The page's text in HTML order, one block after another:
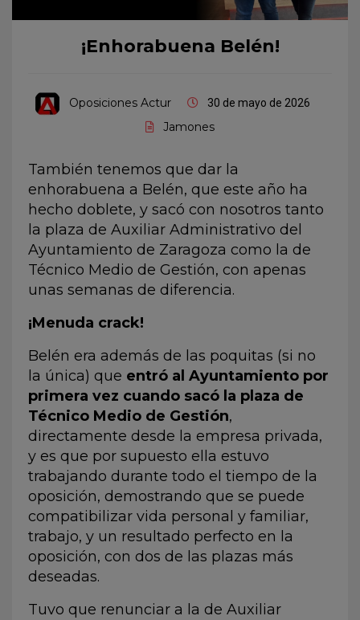
¡Enhorabuena Belén!
Oposiciones Actur 30 de mayo de 2026
Jamones
También tenemos que dar la
enhorabuena a Belén, que este año ha
hecho doblete, y sacó con nosotros tanto
la plaza de Auxiliar Administrativo del
Ayuntamiento de Zaragoza como la de
Técnico Medio de Gestión, con apenas
unas semanas de diferencia.
¡Menuda crack!
Belén era además de las poquitas (si no
la única) que entró al Ayuntamiento por
primera vez cuando sacó la plaza de
Técnico Medio de Gestión,
directamente desde la empresa privada,
y es que por supuesto ella estuvo
trabajando durante todo el tiempo de la
oposición, demostrando que se puede
compatibilizar vida personal y familiar,
trabajo, y un resultado perfecto en la
oposición, con dos de las plazas más
deseadas.
Tuvo que renunciar a la de Auxiliar